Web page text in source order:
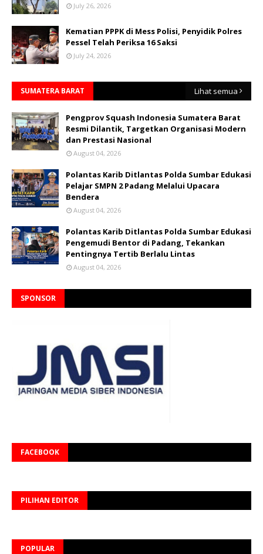
July 26, 2026
Kematian PPPK di Mess Polisi, Penyidik Polres
Pessel Telah Periksa 16 Saksi
July 24, 2026
SUMATERA BARAT Lihat semua
Pengprov Squash Indonesia Sumatera Barat
Resmi Dilantik, Targetkan Organisasi Modern
dan Prestasi Nasional
August 04, 2026
Polantas Karib Ditlantas Polda Sumbar Edukasi
Pelajar SMPN 2 Padang Melalui Upacara
Bendera
August 04, 2026
Polantas Karib Ditlantas Polda Sumbar Edukasi
Pengemudi Bentor di Padang, Tekankan
Pentingnya Tertib Berlalu Lintas
August 04, 2026
SPONSOR
FACEBOOK
PILIHAN EDITOR
POPULAR